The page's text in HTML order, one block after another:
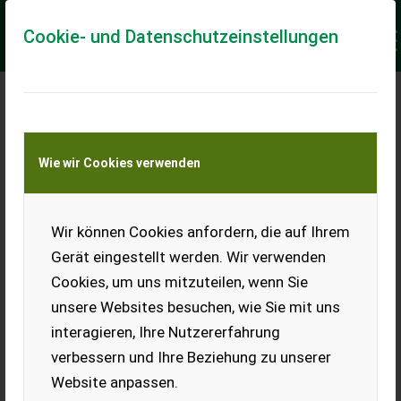
Cookie- und Datenschutzeinstellungen
Wie wir Cookies verwenden
Wir können Cookies anfordern, die auf Ihrem
Gerät eingestellt werden. Wir verwenden
Cookies, um uns mitzuteilen, wenn Sie
unsere Websites besuchen, wie Sie mit uns
interagieren, Ihre Nutzererfahrung
verbessern und Ihre Beziehung zu unserer
Website anpassen.
Meine Transportkostenanfrage
Transport von Land- und Baumaschinen –
KEINE Tiertransporte
Ladeort
Ort